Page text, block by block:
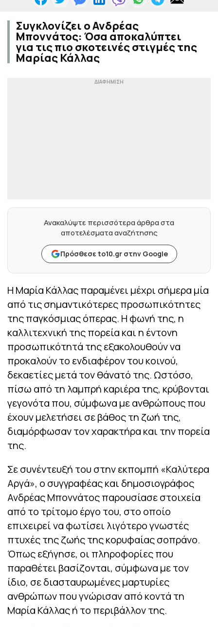
Συγκλονίζει ο Ανδρέας
Μποννάτος: Όσα αποκαλύπτει
για τις πιο σκοτεινές στιγμές της
Μαρίας Κάλλας
Ανακαλύψτε περισσότερα άρθρα στα
αποτελέσματα αναζήτησης
Πρόσθεσε to10.gr στην Google
Η Μαρία Κάλλας παραμένει μέχρι σήμερα μία
από τις σημαντικότερες προσωπικότητες
της παγκόσμιας όπερας. Η φωνή της, η
καλλιτεχνική της πορεία και η έντονη
προσωπικότητά της εξακολουθούν να
προκαλούν το ενδιαφέρον του κοινού,
δεκαετίες μετά τον θάνατό της. Ωστόσο,
πίσω από τη λαμπρή καριέρα της, κρύβονται
γεγονότα που, σύμφωνα με ανθρώπους που
έχουν μελετήσει σε βάθος τη ζωή της,
διαμόρφωσαν τον χαρακτήρα και την πορεία
της.
Σε συνέντευξή του στην εκπομπή «Καλύτερα
Αργά», ο συγγραφέας και δημοσιογράφος
Ανδρέας Μποννάτος παρουσίασε στοιχεία
από το τρίτομο έργο του, στο οποίο
επιχειρεί να φωτίσει λιγότερο γνωστές
πτυχές της ζωής της κορυφαίας σοπράνο.
Όπως εξήγησε, οι πληροφορίες που
παραθέτει βασίζονται, σύμφωνα με τον
ίδιο, σε διασταυρωμένες μαρτυρίες
ανθρώπων που γνώρισαν από κοντά τη
Μαρία Κάλλας ή το περιβάλλον της.